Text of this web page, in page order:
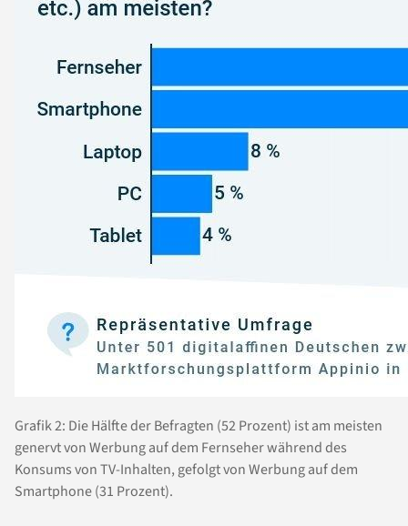
Grafik 2: Die Hälfte der Befragten (52 Prozent) ist am meisten
genervt von Werbung auf dem Fernseher während des
Konsums von TV-Inhalten, gefolgt von Werbung auf dem
Smartphone (31 Prozent).